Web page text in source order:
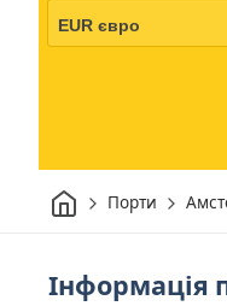
Дім Порти
Інформація